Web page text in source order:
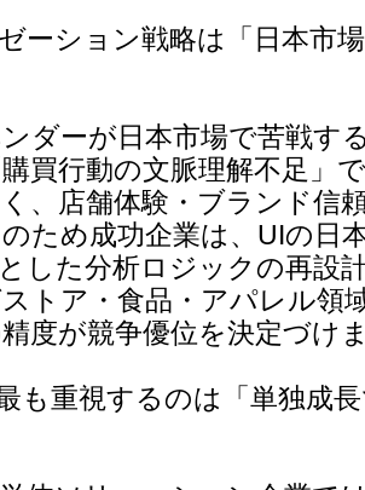
ーション戦略は「日本市
ダーが日本市場で苦戦す
買行動の文脈理解不足」
、店舗体験・ブランド信
ため成功企業は、UIの日
した分析ロジックの再設
トア・食品・アパレル領
度が競争優位を決定づけ
も重視するのは「単独成